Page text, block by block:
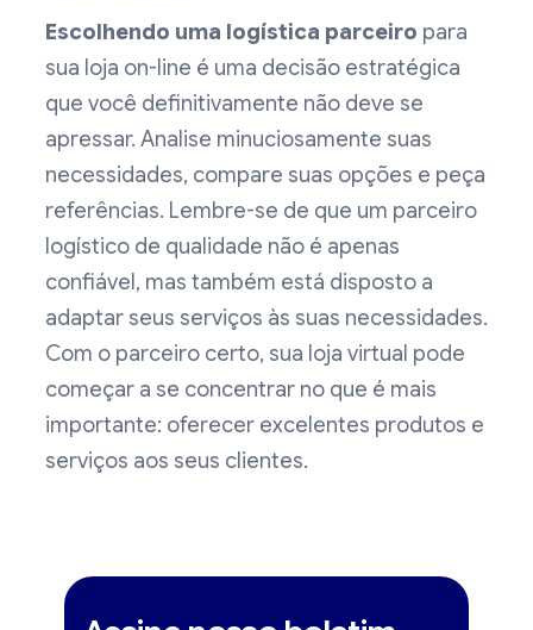
Escolhendo uma logística parceiro para
sua loja on-line é uma decisão estratégica
que você definitivamente não deve se
apressar. Analise minuciosamente suas
necessidades, compare suas opções e peça
referências. Lembre-se de que um parceiro
logístico de qualidade não é apenas
confiável, mas também está disposto a
adaptar seus serviços às suas necessidades.
Com o parceiro certo, sua loja virtual pode
começar a se concentrar no que é mais
importante: oferecer excelentes produtos e
serviços aos seus clientes.